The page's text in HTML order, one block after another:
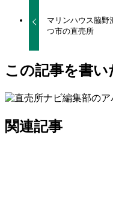
マリンハウス脇野
つ市の直売所
この記事を書い
関連記事